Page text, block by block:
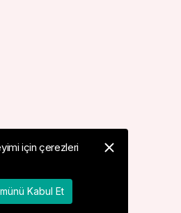
için çerezleri
Kabul Et